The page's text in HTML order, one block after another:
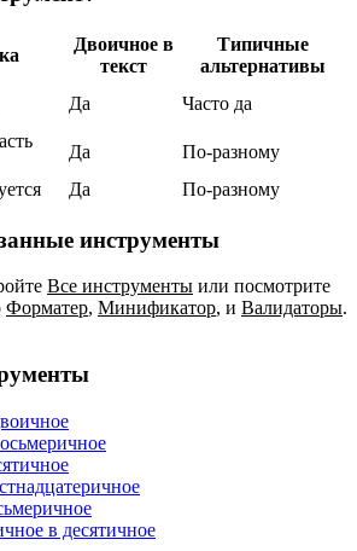
Двоичное в
текст
Типичные
альтернативы
Да
Часто да
Да
По‑разному
Да По‑разному
инструменты
Все инструменты или посмотрите
Форматер, Минификатор, и Валидаторы.
в десятичное